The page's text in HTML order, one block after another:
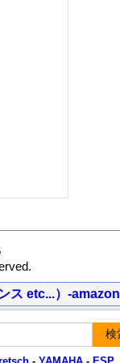
ス etc...）-
検